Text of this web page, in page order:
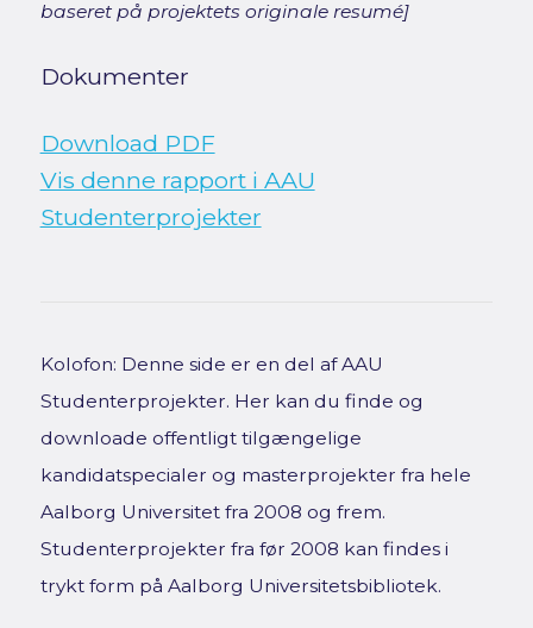
baseret på projektets originale resumé]
Dokumenter
Download PDF
Vis denne rapport i AAU
Studenterprojekter
Kolofon: Denne side er en del af AAU
Studenterprojekter. Her kan du finde og
downloade offentligt tilgængelige
kandidatspecialer og masterprojekter fra hele
Aalborg Universitet fra 2008 og frem.
Studenterprojekter fra før 2008 kan findes i
trykt form på Aalborg Universitetsbibliotek.